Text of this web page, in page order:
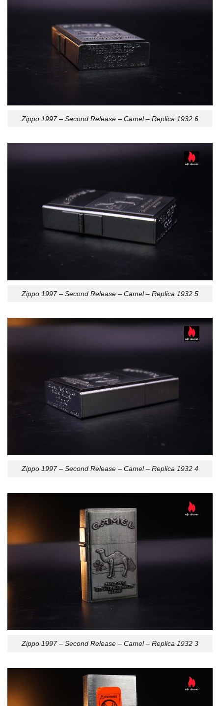
Zippo 1997 – Second Release – Camel – Replica 1932 6
Zippo 1997 – Second Release – Camel – Replica 1932 5
Zippo 1997 – Second Release – Camel – Replica 1932 4
Zippo 1997 – Second Release – Camel – Replica 1932 3